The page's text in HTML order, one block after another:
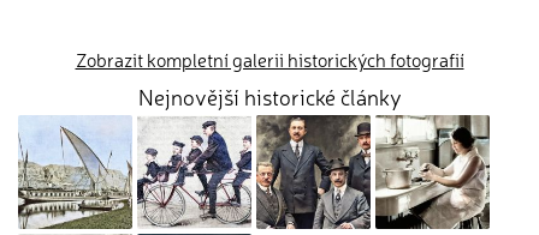
Zobrazit kompletní galerii historických fotografií
Nejnovější historické články